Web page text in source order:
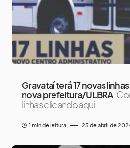
Gravataí terá 17 novas
nova prefeitura/ULBRA
linhas clicando aqui
1 min de leitura 25 de abril de